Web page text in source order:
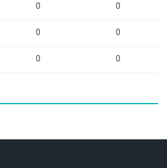
0 0
0 0
0 0